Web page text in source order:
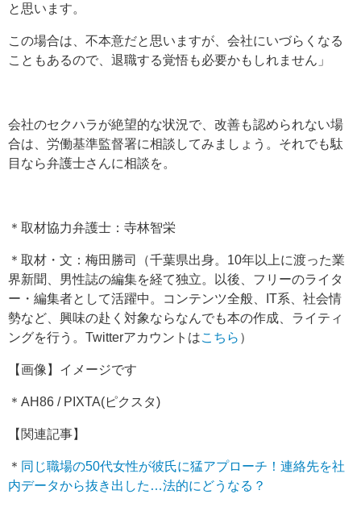
と思います。
この場合は、不本意だと思いますが、会社にいづらくなる
こともあるので、退職する覚悟も必要かもしれません」
会社のセクハラが絶望的な状況で、改善も認められない場
合は、労働基準監督署に相談してみましょう。それでも駄
目なら弁護士さんに相談を。
＊取材協力弁護士：寺林智栄
＊取材・文：梅田勝司（千葉県出身。10年以上に渡った業
界新聞、男性誌の編集を経て独立。以後、フリーのライタ
ー・編集者として活躍中。コンテンツ全般、IT系、社会情
勢など、興味の赴く対象ならなんでも本の作成、ライティ
ングを行う。Twitterアカウントはこちら ）
【画像】イメージです
＊AH86 / PIXTA(ピクスタ)
【関連記事】
＊ 同じ職場の50代女性が彼氏に猛アプローチ！連絡先を社
内データから抜き出した…法的にどうなる？